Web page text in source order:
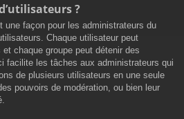
?
une façon pour les administrateurs du
Chaque utilisateur peut
chaque groupe peut détenir des
facilite les tâches aux administrateurs qui
de plusieurs utilisateurs en une seule
pouvoirs de modération, ou bien leur